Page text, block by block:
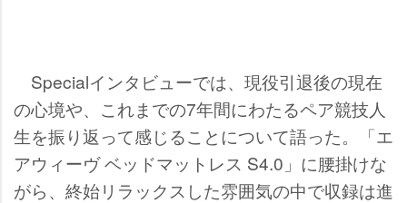
Specialインタビューでは、現役引退後の現在
の心境や、これまでの7年間にわたるペア競技人
生を振り返って感じることについて語った。「エ
アウィーヴ ベッドマットレス S4.0」に腰掛けな
がら、終始リラックスした雰囲気の中で収録は進